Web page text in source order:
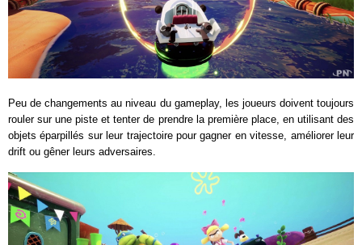
Peu de changements au niveau du gameplay, les joueurs doivent toujours
rouler sur une piste et tenter de prendre la première place, en utilisant des
objets éparpillés sur leur trajectoire pour gagner en vitesse, améliorer leur
drift ou gêner leurs adversaires.